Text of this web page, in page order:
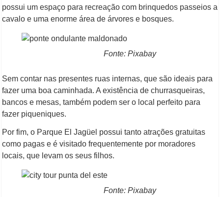
possui um espaço para recreação com brinquedos passeios a
cavalo e uma enorme área de árvores e bosques.
Fonte: Pixabay
Sem contar nas presentes ruas internas, que são ideais para
fazer uma boa caminhada. A existência de churrasqueiras,
bancos e mesas, também podem ser o local perfeito para
fazer piqueniques.
Por fim, o Parque El Jagüel possui tanto atrações gratuitas
como pagas e é visitado frequentemente por moradores
locais, que levam os seus filhos.
Fonte: Pixabay